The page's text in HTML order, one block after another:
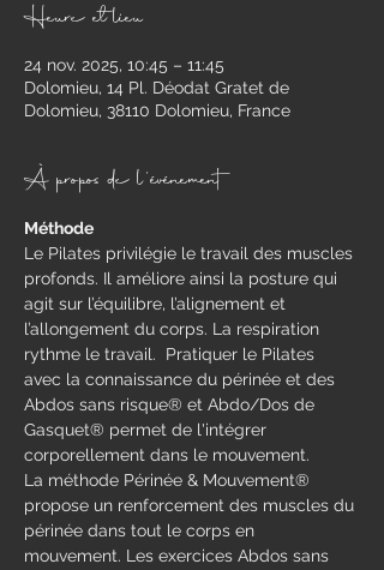
Heure et lieu
24 nov. 2025, 10:45 – 11:45
Dolomieu, 14 Pl. Déodat Gratet de
Dolomieu, 38110 Dolomieu, France
À propos de l'événement
Méthode
​Le Pilates privilégie le travail des muscles
profonds. Il améliore ainsi la posture qui
agit sur l’équilibre, l’alignement et
l’allongement du corps. La respiration
rythme le travail.  Pratiquer le Pilates
avec la connaissance du périnée et des
Abdos sans risque® et Abdo/Dos de
Gasquet® permet de l'intégrer
corporellement dans le mouvement.
La méthode Périnée & Mouvement®
propose un renforcement des muscles du
périnée dans tout le corps en
mouvement.​ Les exercices Abdos sans